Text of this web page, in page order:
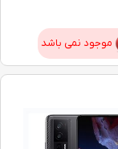
موجود نمی باشد